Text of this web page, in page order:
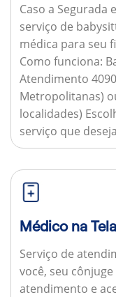
Caso a Segurada
serviço de
médica para seu
Como funciona:
Atendimento
Metropolitanas)
localidades)
serviço que
Médico na
Serviço de
você, seu
atendimento e